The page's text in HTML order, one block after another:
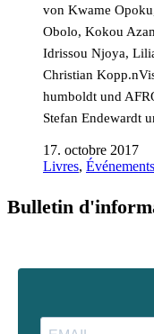
von Kwame
Obolo, Kokou
Idrissou Njoya,
Christian
humboldt und
Stefan Endewardt
17. octobre 2017
Livres, Événements
Bulletin